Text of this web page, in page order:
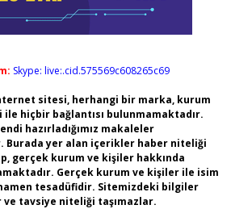
Skype: live:.cid.575569c608265c69
sitesi, herhangi bir marka, kurum
ile hiçbir bağlantısı bulunmamaktadır.
hazırladığımız makaleler
Burada yer alan içerikler haber niteliği
gerçek kurum ve kişiler hakkında
Gerçek kurum ve kişiler ile isim
tesadüfidir. Sitemizdeki bilgiler
tavsiye niteliği taşımazlar.